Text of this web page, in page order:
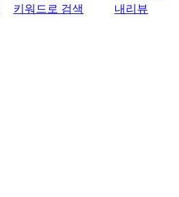
키워드로 검색
내리뷰